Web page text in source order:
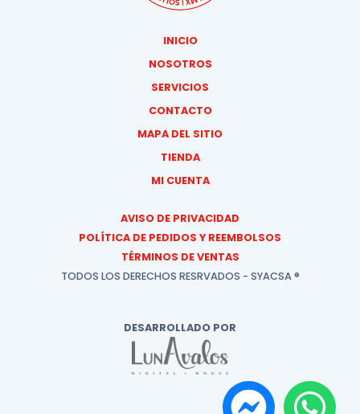
INICIO
NOSOTROS
SERVICIOS
CONTACTO
MAPA DEL SITIO
TIENDA
MI CUENTA
AVISO DE PRIVACIDAD
POLÍTICA DE PEDIDOS Y REEMBOLSOS
TÉRMINOS DE VENTAS
TODOS LOS DERECHOS RESRVADOS - SYACSA ®
DESARROLLADO POR